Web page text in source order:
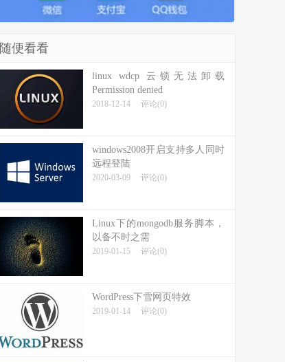
随便看看
linux wdcp 云锁无法卸载
Permission denied
2018-12-14 评论(0)
windows2008开启支持多人同时
远程登陆
2020-03-09 评论(0)
Linux下的mongodb服务脚本，
以备不时之需
2019-01-15 评论(0)
WordPress下雪网页特效
2019-01-14 评论(0)